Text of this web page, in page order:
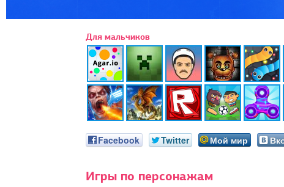
Для мальчиков
Facebook Twitter Мой мир
Игры по персонажам